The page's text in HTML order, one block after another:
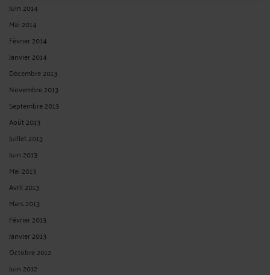
Juin 2014
Mai 2014
Février 2014
Janvier 2014
Décembre 2013
Novembre 2013
Septembre 2013
Août 2013
Juillet 2013
Juin 2013
Mai 2013
Avril 2013
Mars 2013
Février 2013
Janvier 2013
Octobre 2012
Juin 2012